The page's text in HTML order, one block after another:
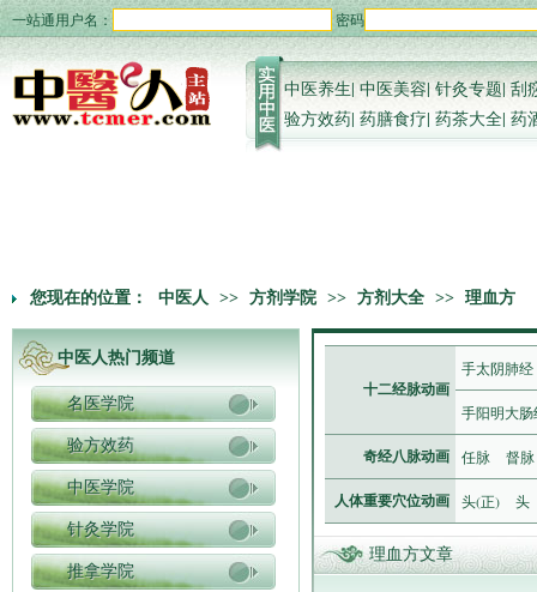
一站通用户名： 密码
中医养生|中医美容|针灸专题|刮
验方效药| 药膳食疗| 药茶大全| 药
您现在的位置： 中医人 >> 方剂学院 >> 方剂大全 >> 理血方
中医人热门频道
名医学院
验方效药
中医学院
针灸学院
推拿学院
十二经脉动画
手太阴肺经
手阳明大肠
奇经八脉动画 任脉 督脉
人体重要穴位动画 头(正) 头
理血方文章